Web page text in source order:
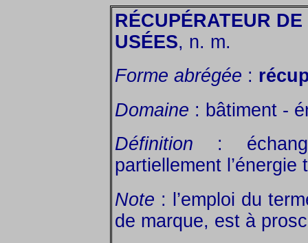
RÉCUPÉRATEUR
USÉES, n. m.
Forme abrégée :
Domaine : bâtiment -
Définition :
partiellement
Note : l’emploi du
de marque, est à